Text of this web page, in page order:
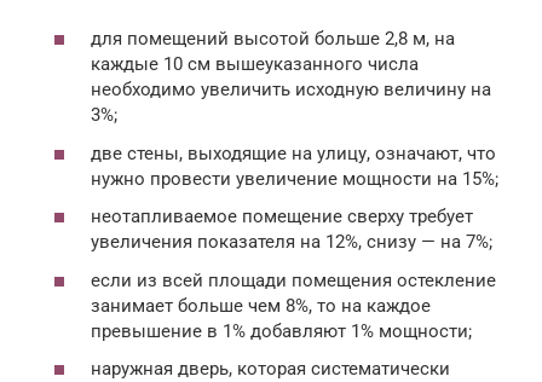
для помещений высотой больше 2,8 м, на
каждые 10 см вышеуказанного числа
необходимо увеличить исходную величину на
3%;
две стены, выходящие на улицу, означают, что
нужно провести увеличение мощности на 15%;
неотапливаемое помещение сверху требует
увеличения показателя на 12%, снизу — на 7%;
если из всей площади помещения остекление
занимает больше чем 8%, то на каждое
превышение в 1% добавляют 1% мощности;
наружная дверь, которая систематически